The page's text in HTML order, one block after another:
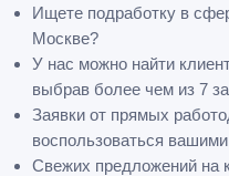
Ищете подработку в
Москве?
У нас можно найти
выбрав более чем из 7
Заявки от прямых
воспользоваться
Свежих предложений на